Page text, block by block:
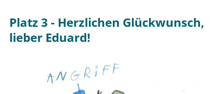
Platz 3 - Herzlichen Glückwunsch,
lieber Eduard!